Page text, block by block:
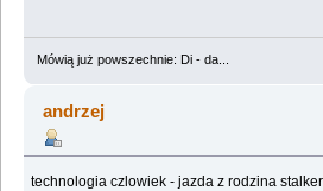
Mówią już powszechnie: Di - da...
andrzej
technologia czlowiek - jazda z rodzina